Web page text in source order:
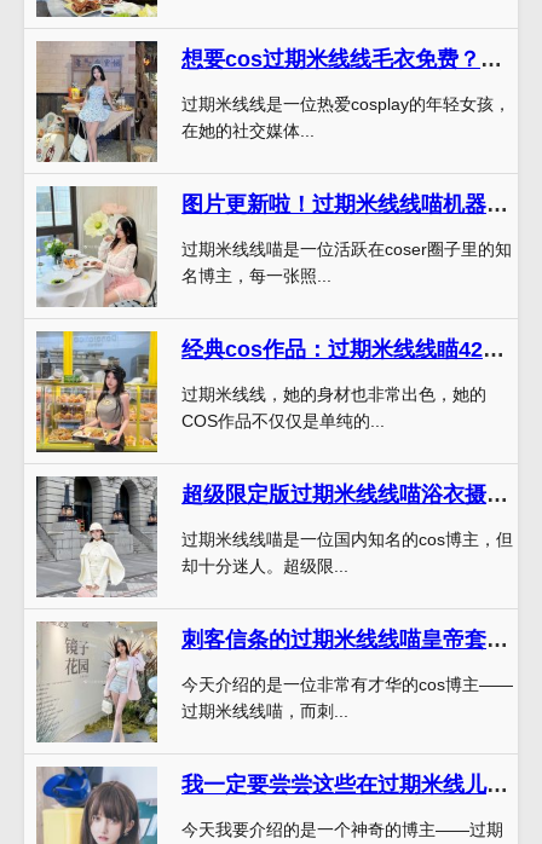
想要cos过期米线线毛衣免费？这里的原图可是超级详细哦
过期米线线是一位热爱cosplay的年轻女孩，
在她的社交媒体...
图片更新啦！过期米线线喵机器人cos作品和摄影照片合集更新了
过期米线线喵是一位活跃在coser圈子里的知
名博主，每一张照...
经典cos作品：过期米线线瞄42套百度云的回顾与赏析
过期米线线，她的身材也非常出色，她的
COS作品不仅仅是单纯的...
超级限定版过期米线线喵浴衣摄影合集震撼上线
过期米线线喵是一位国内知名的cos博主，但
却十分迷人。超级限...
刺客信条的过期米线线喵皇帝套超清高清图片展示
今天介绍的是一位非常有才华的cos博主——
过期米线线喵，而刺...
我一定要尝尝这些在过期米线儿照片中出现的美食
今天我要介绍的是一个神奇的博主——过期